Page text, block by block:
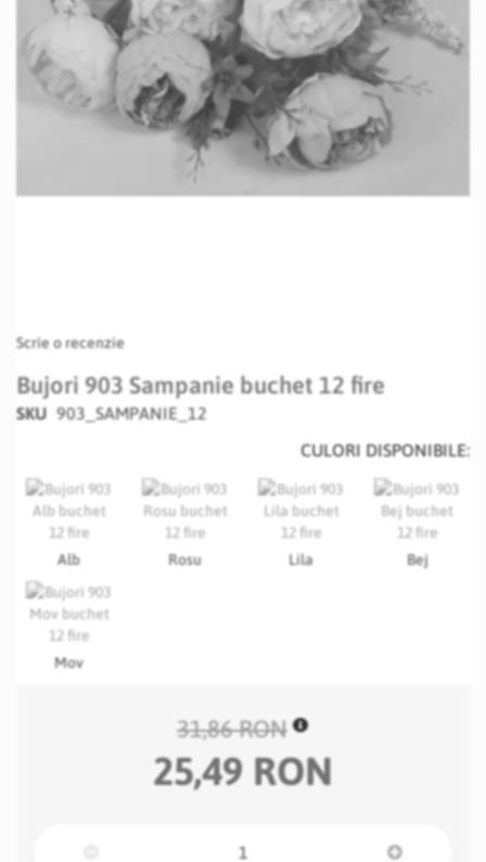
to
beginning
of
gallery
Scrie o recenzie
Bujori 903 Sampanie buchet 12 fire
SKU 903_SAMPANIE_12
CULORI DISPONIBILE:
Alb Rosu Lila Bej
Mov
31,86 RON
25,49 RON